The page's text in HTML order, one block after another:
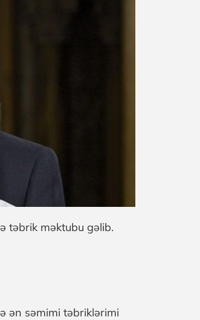
təbrik məktubu gəlib.
ən səmimi təbriklərimi